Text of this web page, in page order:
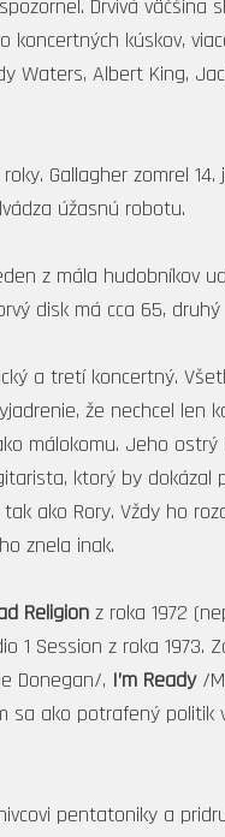
Drvivá väčšina
kúskov,
Albert King,
Gallagher zomrel
úžasnú robotu.
z mála hudobníkov
disk má cca 65,
a tretí koncertný.
že nechcel len
málokomu. Jeho
ktorý by dokázal
ako Rory. Vždy ho
znela inak.
Religionz roka 1972
1 Session z roka 1973.
Donegan/, I’m Ready/
sa ako potrafený
pentatoniky a